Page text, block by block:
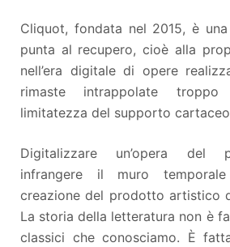
Cliquot, fondata nel 2015, è
punta al recupero, cioè alla
nell’era digitale di opere
rimaste intrappolate
limitatezza del supporto
Digitalizzare un’opera del
infrangere il muro
creazione del prodotto artistico
La storia della letteratura non è
classici che conosciamo. È